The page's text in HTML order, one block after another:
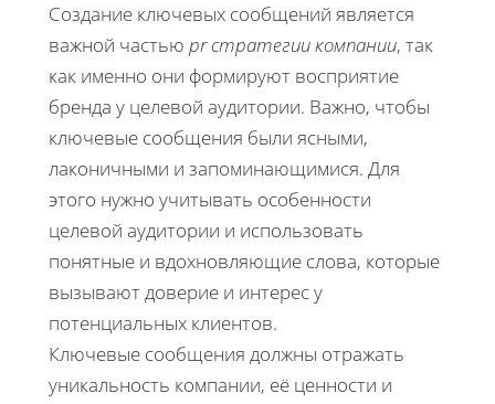
Создание ключевых сообщений является
важной частью pr стратегии компании, так
как именно они формируют восприятие
бренда у целевой аудитории. Важно, чтобы
ключевые сообщения были ясными,
лаконичными и запоминающимися. Для
этого нужно учитывать особенности
целевой аудитории и использовать
понятные и вдохновляющие слова, которые
вызывают доверие и интерес у
потенциальных клиентов.
Ключевые сообщения должны отражать
уникальность компании, её ценности и